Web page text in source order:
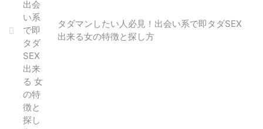
タダマンしたい人必見！出会い系で即タダSEX
出来る女の特徴と探し方